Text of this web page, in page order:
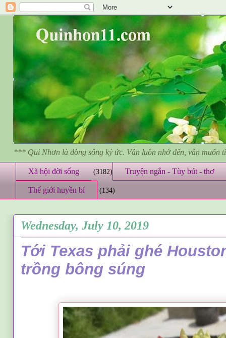
*** Qui Nhơn là dòng sông ký ức. Vẫn luôn nhớ đến, vẫn muốn
Xã hội đời sống (3182) Truyện ngắn - Tùy bút - thơ
Thế giới huyền bí (134)
Wednesday, July 10, 2019
Tới Texas phải ghé
trồng bông súng